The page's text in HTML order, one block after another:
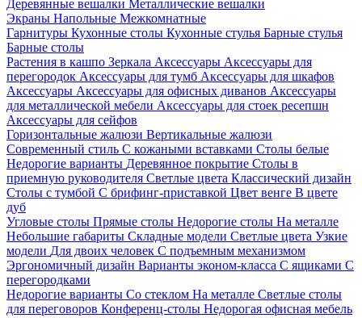
Деревянные вешалки Металлические вешалки
Экраны Напольные Межкомнатные
Гарнитуры Кухонные столы Кухонные стулья Барные стулья
Барные столы
Растения в кашпо Зеркала Аксессуары Аксессуары для
перегородок Аксессуары для тумб Аксессуары для шкафов
Аксессуары Аксессуары для офисных диванов Аксессуары
для металлической мебели Аксессуары для стоек ресепшн
Аксессуары для сейфов
Горизонтальные жалюзи Вертикальные жалюзи
Современный стиль С кожаными вставками Столы белые
Недорогие варианты Деревянное покрытие Столы в
приемную руководителя Светлые цвета Классический дизайн
Столы с тумбой С брифинг-приставкой Цвет венге В цвете
дуб
Угловые столы Прямые столы Недорогие столы На металле
Небольшие габариты Складные модели Светлые цвета Узкие
модели Для двоих человек С подъемным механизмом
Эргономичный дизайн Варианты эконом-класса С ящиками С
перегородками
Недорогие варианты Со стеклом На металле Светлые столы
для переговоров Конференц-столы Недорогая офисная мебель